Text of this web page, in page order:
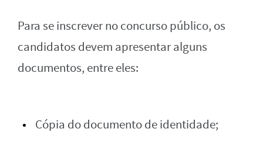
Para se inscrever no concurso público, os
candidatos devem apresentar alguns
documentos, entre eles:
Cópia do documento de identidade;